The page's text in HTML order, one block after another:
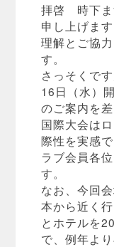
拝啓 時下ま
申し上げま
理解とご協
す。
さっそくで
16日（水）
のご案内を差
国際大会は
際性を実感
ラブ会員各
す。
なお、今回
本から近く
とホテルを
で、例年よ